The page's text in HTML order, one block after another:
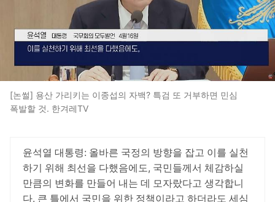
[논썰] 용산 가리키는 이종섭의 자백? 특검 또 거부하면 민심
폭발할 것. 한겨레TV
윤석열 대통령: 올바른 국정의 방향을 잡고 이를 실천
하기 위해 최선을 다했음에도, 국민들께서 체감하실
만큼의 변화를 만들어 내는 데 모자랐다고 생각합니
다. 큰 틀에서 국민을 위한 정책이라고 하더라도 세심